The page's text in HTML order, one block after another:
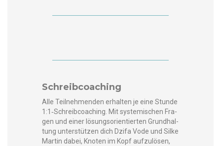
Schreibcoaching
Alle Teil­nehmenden erhal­ten je eine Stunde
1:1‑Schreibcoaching. Mit sys­temis­chen Fra­
gen und ein­er lösung­sori­en­tierten Grund­hal­
tung unter­stützen dich Dzi­fa Vode und Silke
Mar­tin dabei, Knoten im Kopf aufzulösen,